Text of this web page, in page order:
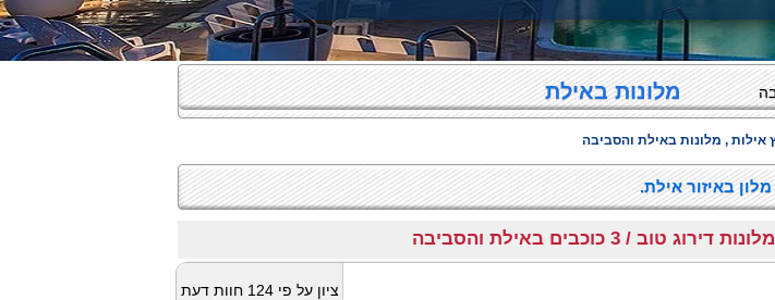
מלונות באילת
אילות , מלונות באילת והסביבה
מלונות דירוג טוב / 3 כוכבים באילת והסביבה
ציון על פי 124 חוות דעת